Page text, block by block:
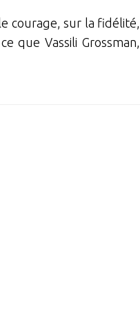
courage, sur la fidélité,
que Vassili Grossman,